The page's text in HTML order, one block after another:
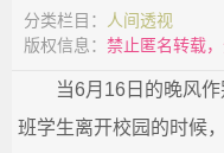
_
宗
融
合
网-
宗
教
分类栏目：
人间透视
版权信息： 禁止匿名转载，
当6月16日的晚风作
班学生离开校园的时候